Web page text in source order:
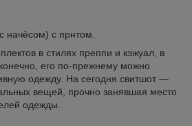
начёсом) с прнтом.
в стилях преппи и кэжуал, в
его по-прежнему можно
одежду. На сегодня свитшот —
вещей, прочно занявшая место
одежды.